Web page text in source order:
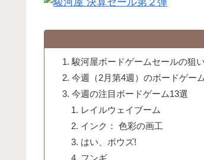
駿河屋ボードゲームセールの狙
今週（2月第4週）のボードゲー
今週の注目ボードゲーム13選
レイルウェイブーム
インク： 色彩の画工
はい、ポウズ!
フンギ